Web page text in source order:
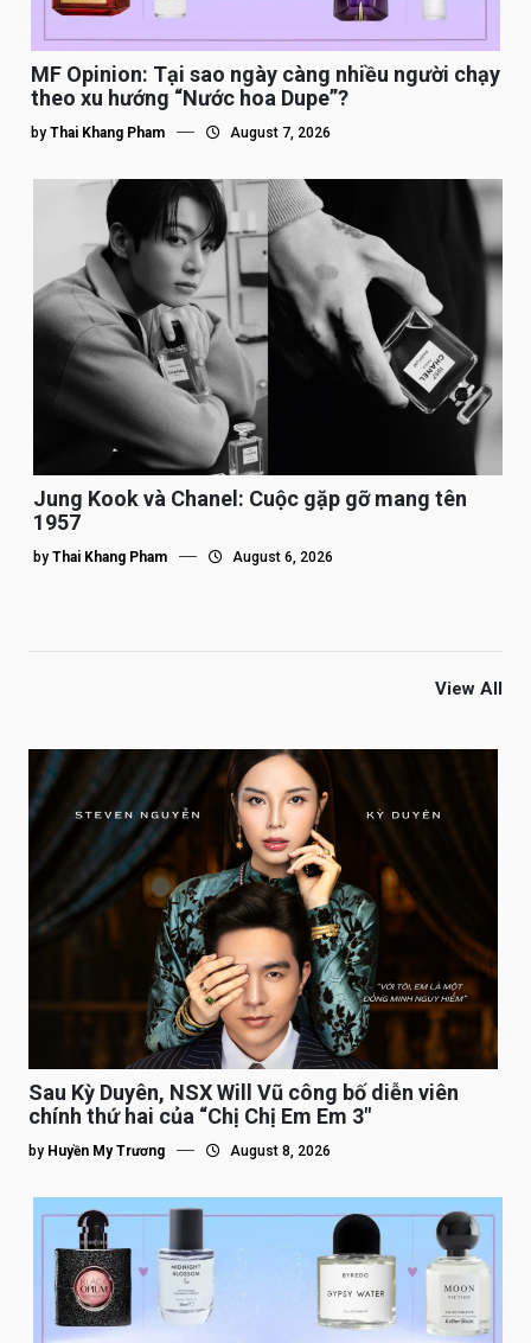
MF Opinion: Tại sao ngày càng nhiều người chạy
theo xu hướng “Nước hoa Dupe”?
by Thai Khang Pham August 7, 2026
Jung Kook và Chanel: Cuộc gặp gỡ mang tên
1957
by Thai Khang Pham August 6, 2026
View All
Sau Kỳ Duyên, NSX Will Vũ công bố diễn viên
chính thứ hai của “Chị Chị Em Em 3″
by Huyền My Trương August 8, 2026